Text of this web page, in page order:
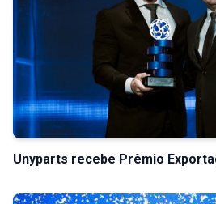
Unyparts recebe Prêmio